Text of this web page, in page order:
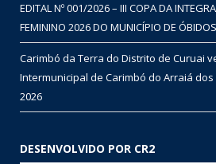
EDITAL Nº 001/2026 – III COPA DA
FEMININO 2026 DO MUNICÍPIO DE ÓBIDOS
Carimbó da Terra do Distrito de Curuai
Intermunicipal de Carimbó do Arraiá dos
2026
DESENVOLVIDO POR CR2